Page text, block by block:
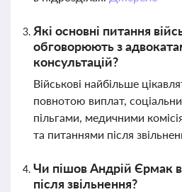
Які основні питання
обговорюють з
консультацій?
Військові найбільше
повнотою виплат,
пільгами, медичними
та питаннями після
Чи пішов Андрій Єрмак
після звільнення?